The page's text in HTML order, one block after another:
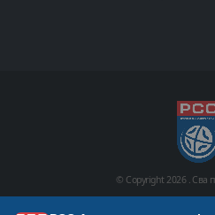
© Copyright2026 . Сва